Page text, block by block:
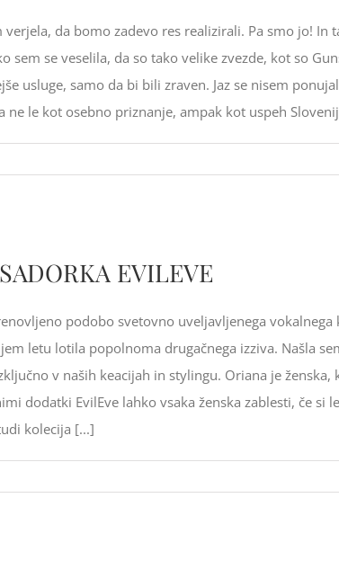
da bomo zadevo res realizirali. Pa smo jo! In
se veselila, da so tako velike zvezde, kot so
usluge, samo da bi bili zraven. Jaz se nisem
le kot osebno priznanje, ampak kot uspeh
EVILEVE
podobo svetovno uveljavljenega
letu lotila popolnoma drugačnega izziva. Našla
v naših keacijah in stylingu. Oriana je
dodatki EvilEve lahko vsaka ženska zablesti, če
kolecija [...]